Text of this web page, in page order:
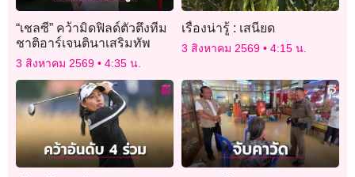
“เชลซี” คว้ามิดฟิลด์ตัวตึงทีม
ชาติอาร์เจนตินาเสริมทัพ
3 สิงหาคม 2569 4:35 น.
เรื่องน่ารู้ : เสนียด
3 สิงหาคม 2569 4:15 น.